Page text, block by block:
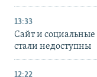
13:33
Сайт и
стали недоступны
12:22